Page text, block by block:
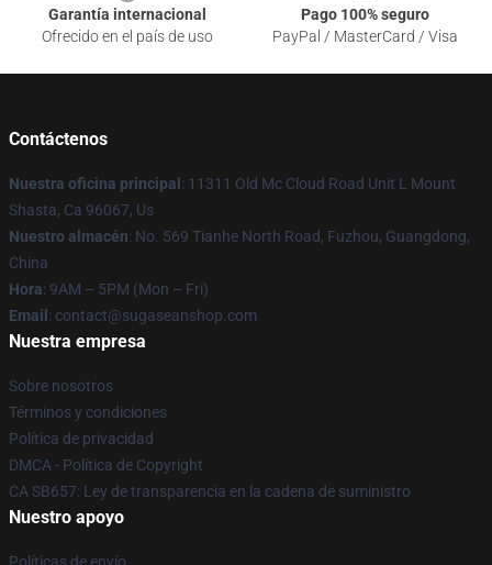
Garantía internacional
Ofrecido en el país de uso
Pago 100% seguro
PayPal / MasterCard / Visa
Contáctenos
Nuestra oficina principal : 11311 Old Mc Cloud Road Unit L Mount
Shasta, Ca 96067, Us
Nuestro almacén: No. 569 Tianhe North Road, Fuzhou, Guangdong,
China
Hora: 9AM – 5PM (Mon – Fri)
Email : contact@sugaseanshop.com
Nuestra empresa
Sobre nosotros
Términos y condiciones
Política de privacidad
DMCA - Política de Copyright
CA SB657: Ley de transparencia en la cadena de suministro
Nuestro apoyo